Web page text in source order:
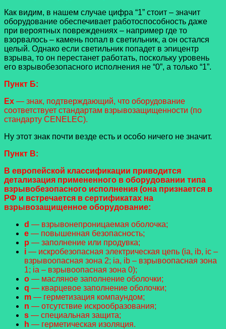
Как видим, в нашем случае цифра “1” стоит – значит
оборудование обеспечивает работоспособность даже
при вероятных повреждениях – например где то
взорвалось – камень попал в светильник, а он остался
целый. Однако если светильник попадет в эпицентр
взрыва, то он перестанет работать, поскольку уровень
его взрывобезопасного исполнения не “0”, а только “1”.
Пункт Б:
Ех — знак, подтверждающий, что оборудование
соответствует стандартам взрывозащищенности (по
стандарту CENELEC).
Ну этот знак почти везде есть и особо ничего не значит.
Пункт В:
В европейской классификации приводится
детализация примененного в оборудовании типа
взрывобезопасного исполнения (она признается в
РФ и встречается в сертификатах на
взрывозащищенное оборудование:
d — взрывонепроницаемая оболочка;
е — повышенная безопасность;
р — заполнение или продувка;
i — искробезопасная электрическая цепь (ia, ib, ic –
взрывоопасная зона 2; ia, ib – взрывоопасная зона
1; ia – взрывоопасная зона 0);
о — масляное заполнение оболочки;
q — кварцевое заполнение оболочки;
m — герметизация компаундом;
n — отсутствие искрообразования;
s — специальная защита;
h — герметическая изоляция.